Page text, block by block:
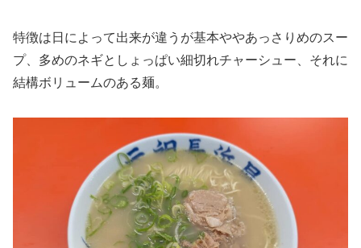
特徴は日によって出来が違うが基本ややあっさりめのスー
プ、多めのネギとしょっぱい細切れチャーシュー、それに
結構ボリュームのある麺。